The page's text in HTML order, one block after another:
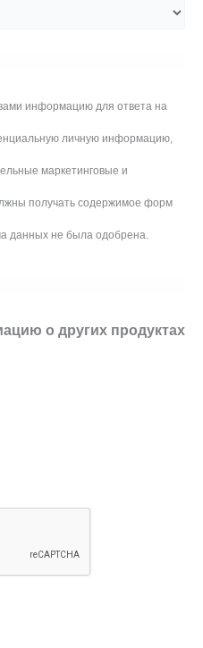
информацию для ответа на
личную информацию,
маркетинговые и
получать содержимое форм
данных не была одобрена.
о других продуктах